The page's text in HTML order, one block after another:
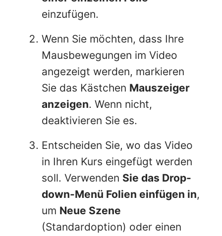
einzufügen.
Wenn Sie möchten, dass Ihre
Mausbewegungen im Video
angezeigt werden, markieren
Sie das Kästchen Mauszeiger
anzeigen. Wenn nicht,
deaktivieren Sie es.
Entscheiden Sie, wo das Video
in Ihren Kurs eingefügt werden
soll. Verwenden Sie das Drop-
down-Menü Folien einfügen in,
um Neue Szene
(Standardoption) oder einen